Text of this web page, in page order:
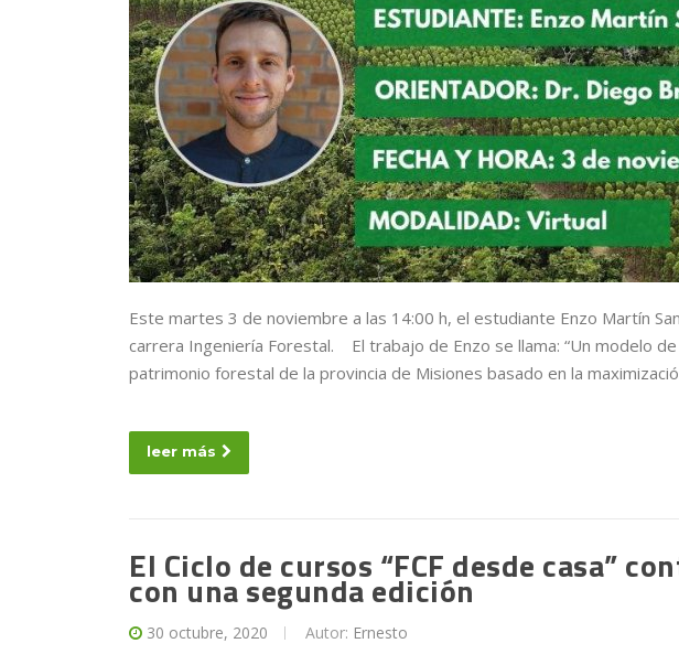
Este martes 3 de noviembre a las 14:00 h, el estudiante Enzo Martín
carrera Ingeniería Forestal. El trabajo de Enzo se llama: “Un modelo
patrimonio forestal de la provincia de Misiones basado en la
leer más
El Ciclo de cursos “FCF desde casa”
con una segunda edición
30 octubre, 2020 Autor: Ernesto